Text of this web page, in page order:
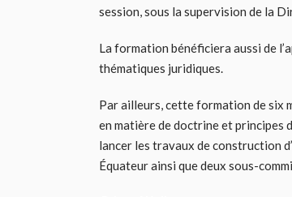
session, sous la supervision de la
La formation bénéficiera aussi de
thématiques juridiques.
Par ailleurs, cette formation de six
en matière de doctrine et principes
lancer les travaux de construction
Équateur ainsi que deux sous-